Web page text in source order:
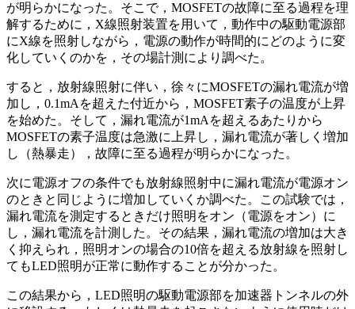
が明らかになった。そこで，MOSFETの故障に至る過程を理
解するために，X線照射装置を用いて，動作中の駆動電源部
にX線を照射しながら，電源の動作が時間的にどのように変
化していくのかを，その場計測により調べた。
すると，放射線照射に伴い，徐々にMOSFETの漏れ電流が増
加し，0.1mAを超えた付近から，MOSFET素子の温度が上昇
を始めた。そして，漏れ電流が1mAを超えるあたりから
MOSFETの素子温度は急激に上昇し，漏れ電流が著しく増加
し（熱暴走），故障に至る過程が明らかになった。
次に電源オフの条件でも放射線照射中に漏れ電流が電源オン
のときと同じように増加していくか調べた。この試験では，
漏れ電流を測定するときだけ照明をオン（電源をオン）に
し，漏れ電流を計測した。その結果，漏れ電流の増加は大き
く抑えられ，照明オンの場合の10倍を超える放射線を照射し
てもLED照明が正常に動作することが分かった。
この結果から，LED照明の駆動電源部を加速器トンネルの外